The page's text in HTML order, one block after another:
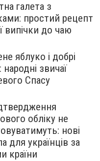
галета з
простий рецепт
випічки до чаю
яблуко і добрі
звичаї
Спасу
обліку не
нові
для українців за
країни